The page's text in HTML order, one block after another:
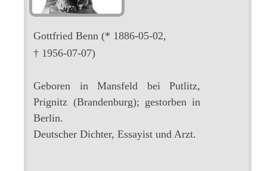
Gottfried Benn (* 1886-05-02,
† 1956-07-07)
Geboren in Mansfeld bei Putlitz,
Prignitz (Brandenburg); gestorben in
Berlin.
Deutscher Dichter, Essayist und Arzt.